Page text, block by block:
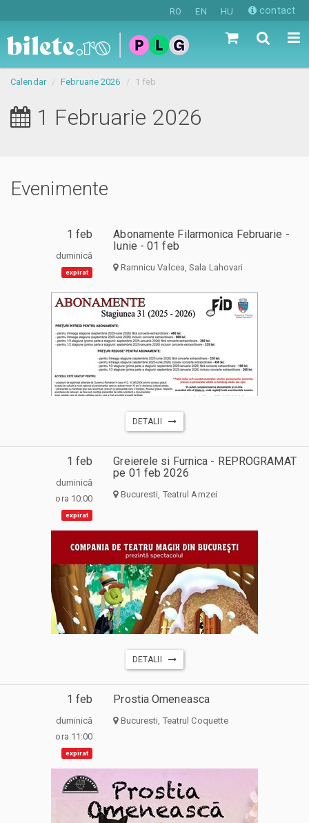
RO EN HU contact
Calendar Februarie 2026 1 feb
1 Februarie 2026
Evenimente
1 feb
duminică
expirat
Abonamente Filarmonica Februarie -
Iunie - 01 feb
Ramnicu Valcea, Sala Lahovari
DETALII
1 feb
duminică
ora 10:00
expirat
Greierele si Furnica - REPROGRAMAT
pe 01 feb 2026
Bucuresti, Teatrul Amzei
DETALII
1 feb
duminică
ora 11:00
expirat
Prostia Omeneasca
Bucuresti, Teatrul Coquette